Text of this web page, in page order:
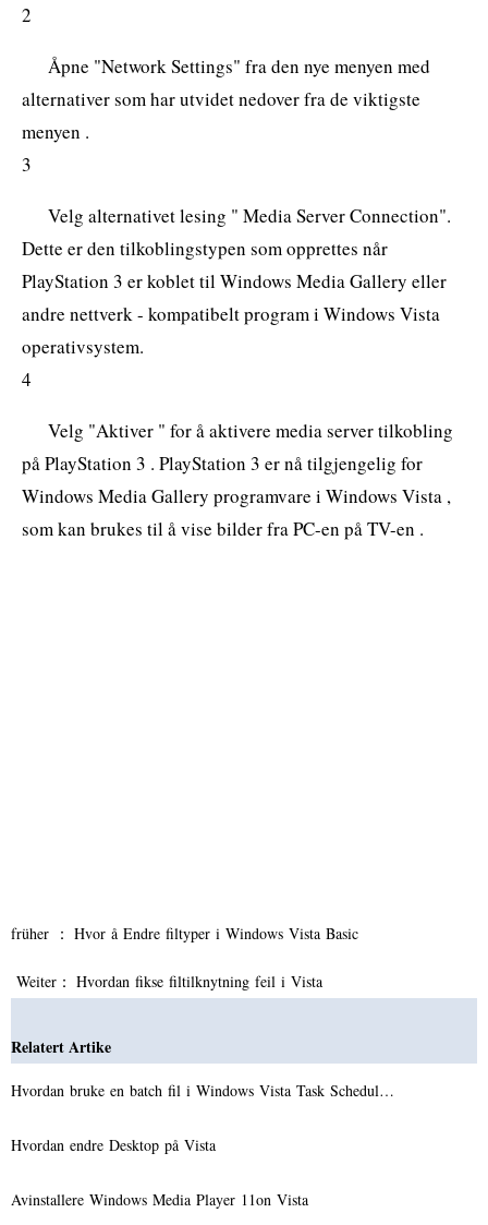
2
Åpne "Network Settings" fra den nye menyen med
alternativer som har utvidet nedover fra de viktigste
menyen .
3
Velg alternativet lesing " Media Server Connection".
Dette er den tilkoblingstypen som opprettes når
PlayStation 3 er koblet til Windows Media Gallery eller
andre nettverk - kompatibelt program i Windows Vista
operativsystem.
4
Velg "Aktiver " for å aktivere media server tilkobling
på PlayStation 3 . PlayStation 3 er nå tilgjengelig for
Windows Media Gallery programvare i Windows Vista ,
som kan brukes til å vise bilder fra PC-en på TV-en .
früher ： Hvor å Endre filtyper i Windows Vista Basic
Weiter： Hvordan fikse filtilknytning feil i Vista
Relatert Artike
Hvordan bruke en batch fil i Windows Vista Task Schedul…
Hvordan endre Desktop på Vista
Avinstallere Windows Media Player 11on Vista